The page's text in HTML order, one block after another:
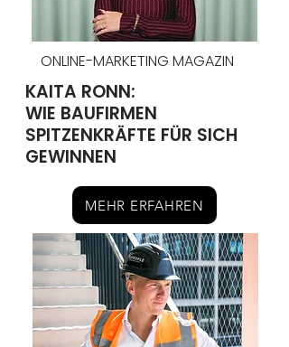
ONLINE-MARKETING MAGAZIN
KAITA RONN:
WIE BAUFIRMEN
SPITZENKRÄFTE FÜR SICH
GEWINNEN
MEHR ERFAHREN